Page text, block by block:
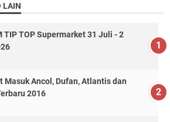
LAIN
TIP TOP Supermarket 31 Juli - 2
Masuk Ancol, Dufan, Atlantis dan
2016